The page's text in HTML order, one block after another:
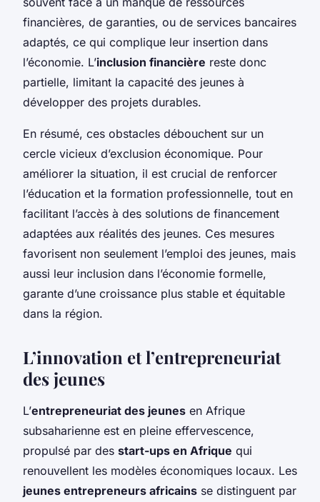
financières, de garanties, ou de services bancaires
adaptés, ce qui complique leur insertion dans
l’économie. L’inclusion financière reste donc
partielle, limitant la capacité des jeunes à
développer des projets durables.
En résumé, ces obstacles débouchent sur un
cercle vicieux d’exclusion économique. Pour
améliorer la situation, il est crucial de renforcer
l’éducation et la formation professionnelle, tout en
facilitant l’accès à des solutions de financement
adaptées aux réalités des jeunes. Ces mesures
favorisent non seulement l’emploi des jeunes, mais
aussi leur inclusion dans l’économie formelle,
garante d’une croissance plus stable et équitable
dans la région.
L’innovation et l’entrepreneuriat
des jeunes
L’entrepreneuriat des jeunes en Afrique
subsaharienne est en pleine effervescence,
propulsé par des start-ups en Afrique qui
renouvellent les modèles économiques locaux. Les
jeunes entrepreneurs africains se distinguent par